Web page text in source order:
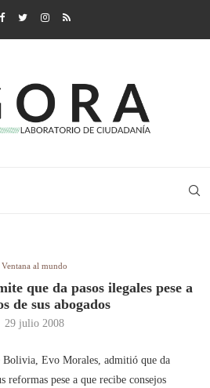
Ventana al mundo
que da pasos ilegales pese a
de sus abogados
29 julio 2008
Bolivia, Evo Morales, admitió que da
reformas pese a que recibe consejos